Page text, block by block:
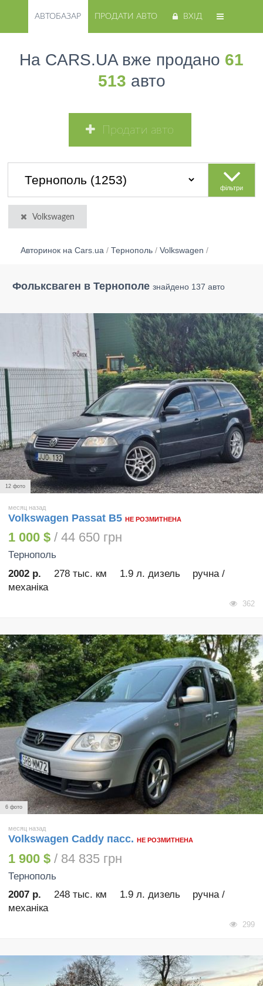
АВТОБАЗАР ПРОДАТИ АВТО ВХІД
На CARS.UA вже продано 61
513 авто
Продати авто
фільтри
Volkswagen
Авторинок на Cars.ua / Тернополь / Volkswagen /
Фольксваген в Тернополе знайдено 137 авто
12 фото
месяц назад
Volkswagen Passat B5 НЕ РОЗМИТНЕНА
1 000 $ / 44 650 грн
Тернополь
2002 р.
278 тыс. км 1.9 л. дизель
ручна /
механіка
362
6 фото
месяц назад
Volkswagen Caddy пасс. НЕ РОЗМИТНЕНА
1 900 $ / 84 835 грн
Тернополь
2007 р.
248 тыс. км 1.9 л. дизель
ручна /
механіка
299